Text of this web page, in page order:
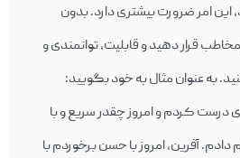
این امر ضرورت بیشتری دارد. بدون
قرار دهید و قابلیت، توانمندی و
به عنوان مثال به خود بگویید:
درست کردم و امروز چقدر سریع و با
آفرین، امروز با حسن برخوردم با